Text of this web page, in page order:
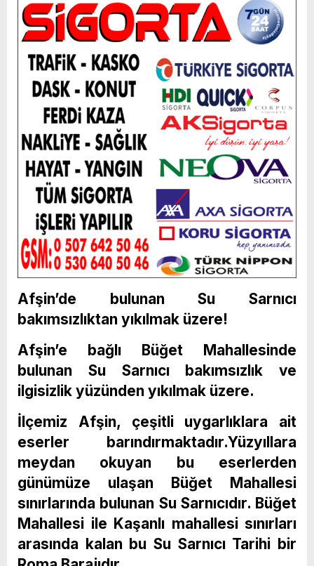
Afşin’de bulunan Su Sarnıcı
bakımsızlıktan yıkılmak üzere!
Afşin’e bağlı Büğet Mahallesinde
bulunan Su Sarnıcı bakımsızlık ve
ilgisizlik yüzünden yıkılmak üzere.
İlçemiz Afşin, çeşitli uygarlıklara ait
eserler barındırmaktadır.Yüzyıllara
meydan okuyan bu eserlerden
günümüze ulaşan Büğet Mahallesi
sınırlarında bulunan Su Sarnıcıdır. Büğet
Mahallesi ile Kaşanlı mahallesi sınırları
arasında kalan bu Su Sarnıcı Tarihi bir